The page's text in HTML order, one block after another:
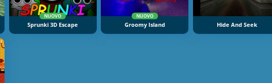
NUOVO
Sprunki 3D Escape
NUOVO
Groomy Island Hide And Seek